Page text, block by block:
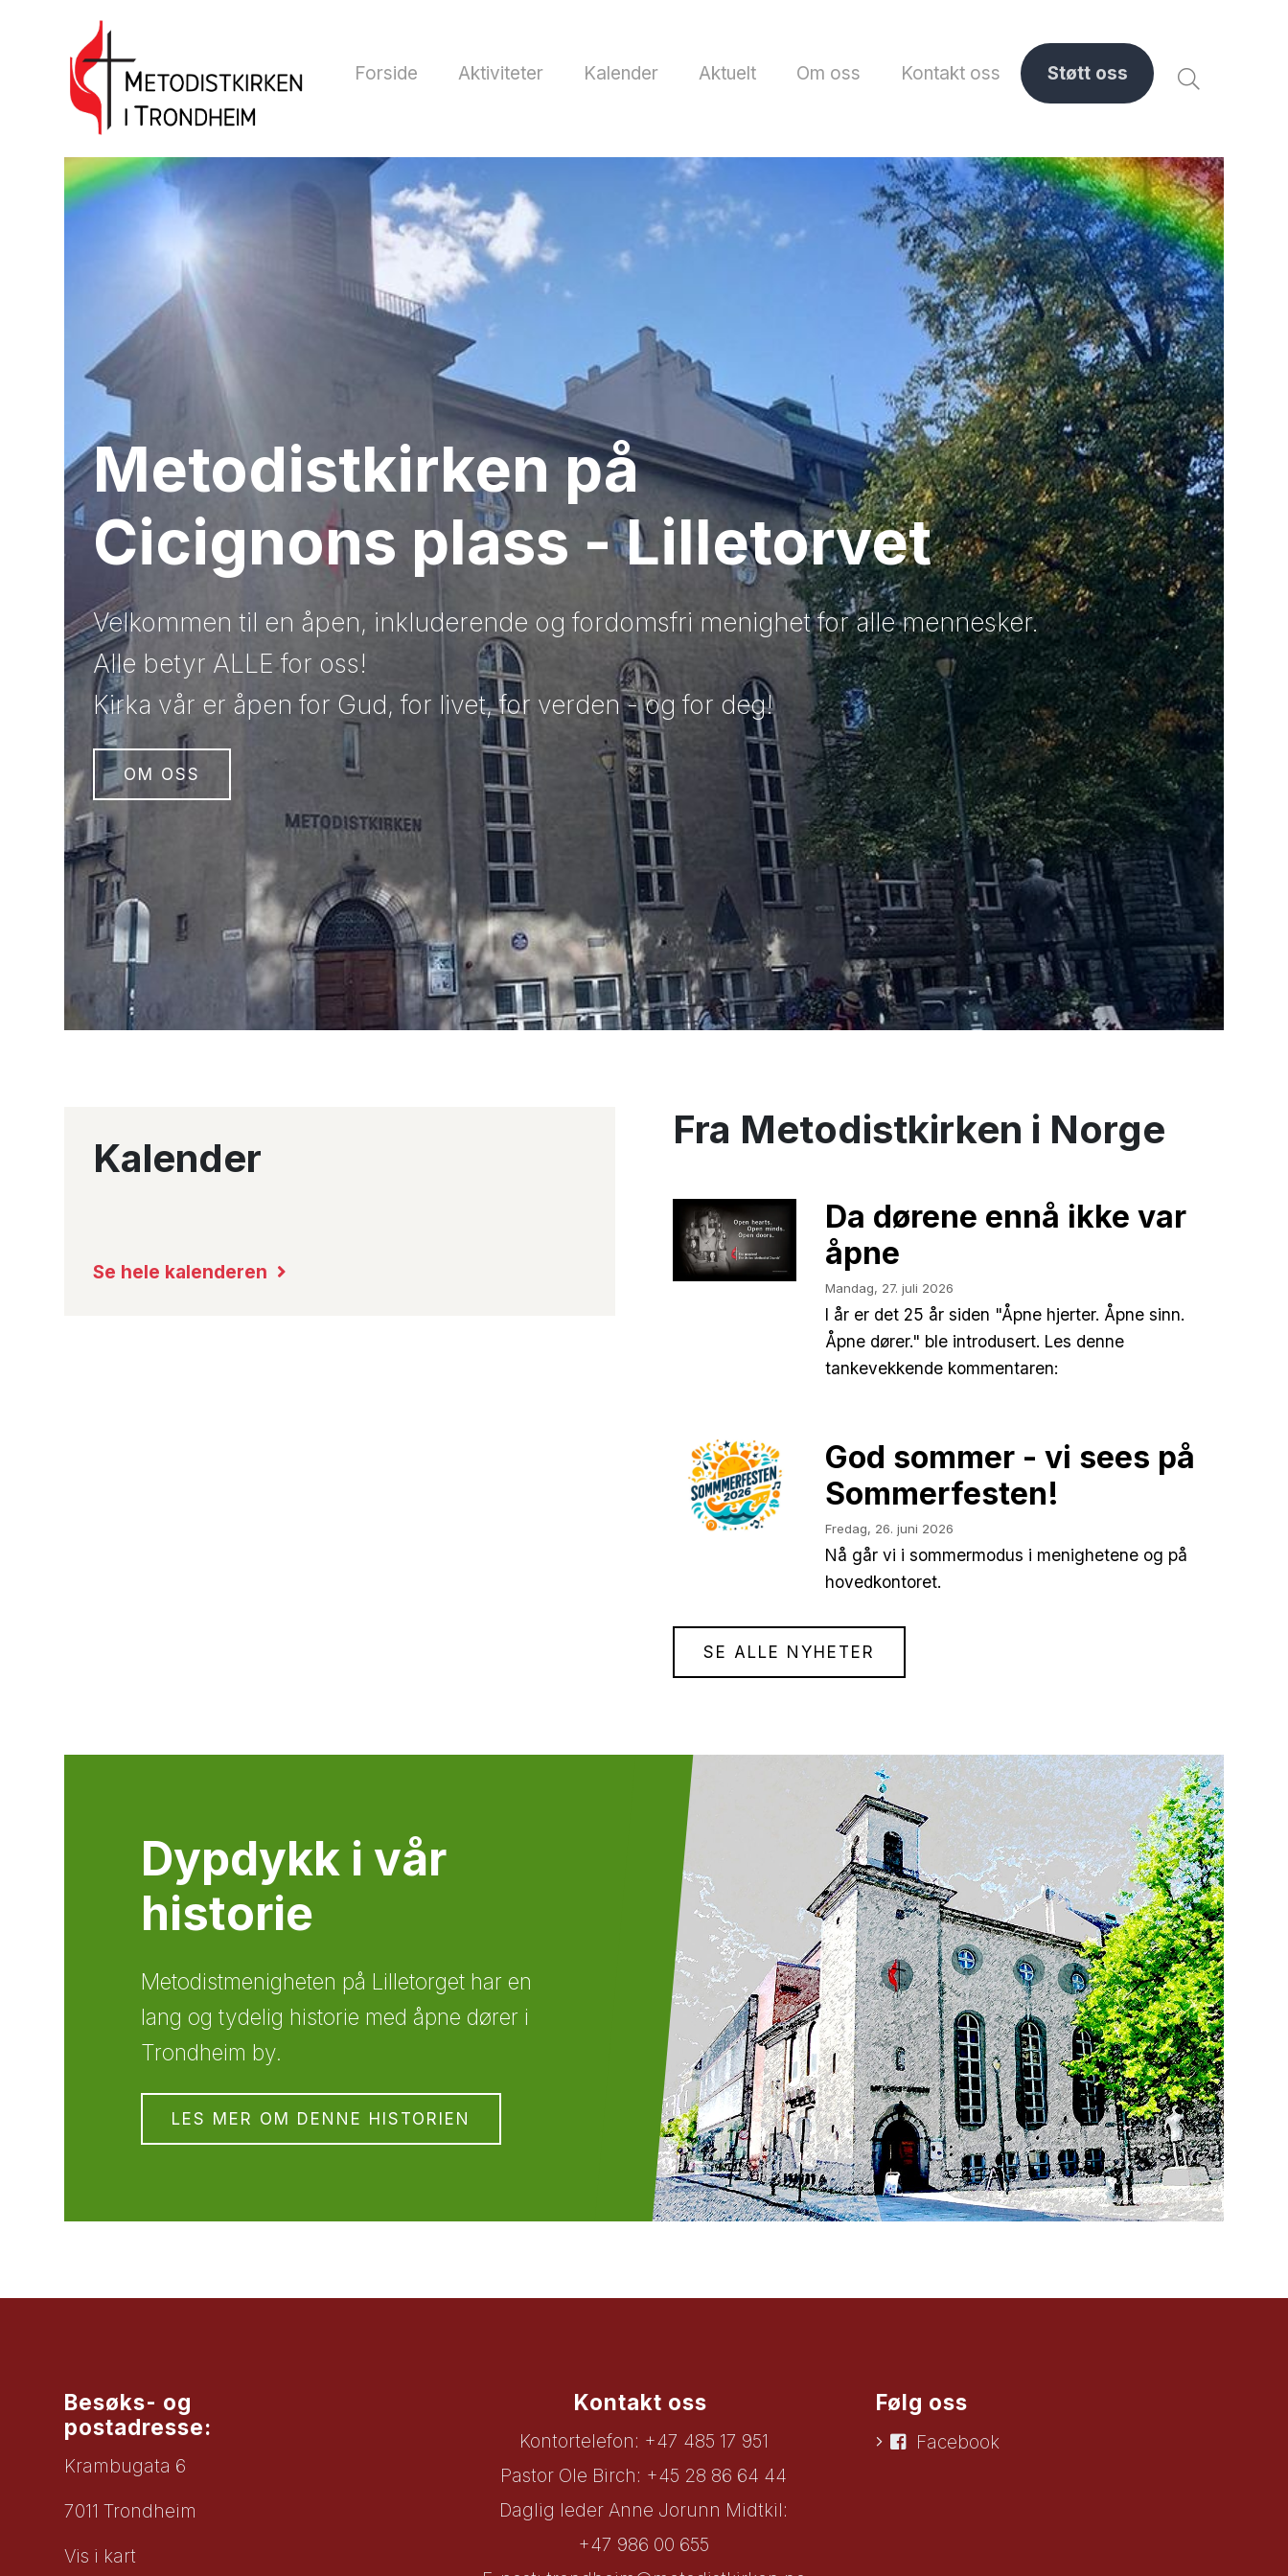
Forside Aktiviteter Kalender Aktuelt Om oss Kontakt oss Støtt oss
Metodistkirken på
Cicignons plass - Lilletorvet
Velkommen til en åpen, inkluderende og fordomsfri menighet for alle mennesker.
Alle betyr ALLE for oss!
Kirka vår er åpen for Gud, for livet, for verden - og for deg!
OM OSS
Kalender
Se hele kalenderen
Fra Metodistkirken i Norge
Da dørene ennå ikke var
åpne
Mandag, 27. juli 2026
I år er det 25 år siden "Åpne hjerter. Åpne sinn.
Åpne dører." ble introdusert. Les denne
tankevekkende kommentaren:
God sommer - vi sees på
Sommerfesten!
Fredag, 26. juni 2026
Nå går vi i sommermodus i menighetene og på
hovedkontoret.
SE ALLE NYHETER
Dypdykk i vår
historie
Metodistmenigheten på Lilletorget har en
lang og tydelig historie med åpne dører i
Trondheim by.
LES MER OM DENNE HISTORIEN
Besøks- og
postadresse:
Krambugata 6
7011 Trondheim
Vis i kart
Kontakt oss
Kontortelefon: +47 485 17 951
Pastor Ole Birch: +45 28 86 64 44
Daglig leder Anne Jorunn Midtkil:
+47 986 00 655
Følg oss
Facebook